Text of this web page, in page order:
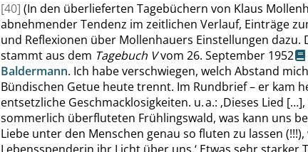
[40] (In den überlieferten Tagebüchern von Klaus
abnehmender Tendenz im zeitlichen Verlauf, Einträge
und Reflexionen über Mollenhauers Einstellungen dazu.
stammt aus dem Tagebuch Vvom 26. September 1952
Baldermann. Ich habe verschwiegen, welch Abstand
Bündischen Getue heute trennt. Im Rundbrief – er kam
entsetzliche Geschmacklosigkeiten. u. a.: ‚Dieses Lied
sommerlich überfluteten Frühlingswald, was kann uns
Liebe unter den Menschen genau so fluten zu lassen